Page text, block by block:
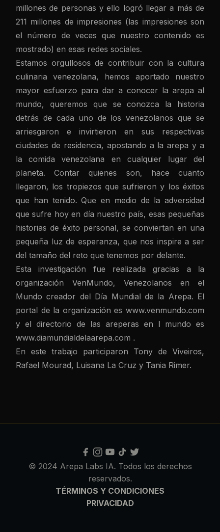
millones de personas y ello logró llegar a más de
211 millones de impresiones (las impresiones son
el número de veces que nuestro contenido es
mostrado) en esas redes sociales.
Estamos orgullosos de contribuir con la cultura
culinaria venezolana, hemos aportado nuestro
mayor esfuerzo para dar a conocer la arepa al
mundo, queremos que se conozca la historia
detrás de cada uno de los venezolanos que se
arriesgaron e invirtieron en sus respectivas
ciudades de residencia, apostando a la arepa y a
la comida venezolana en cualquier lugar del
planeta. Contar quienes son, hace cuanto
llegaron, los tropiezos que sufrieron y los éxitos
que han tenido. Que en medio de la adversidad
que sufre hoy en día nuestro país, esas pequeñas
historias de éxito personal, se conviertan en una
pequeña luz de esperanza, que nos inspire a ser
del tamaño del reto que tenemos por delante.
Esta investigación fue realizada gracias a la
organización VenMundo, Venezolanos en el
Mundo creador del Día Mundial de la Arepa. El
portal de la organización es www.venmundo.com
y el directorio de las areperas en l mundo es
www.diamundialdelaarepa.com .
En este trabajo participaron Tony de Viveiros,
Rafael Mourad, Luisana La Cruz y Tania Rimer.
© 2024 Arepa Labs IA. Todos los derechos
reservados.
TÉRMINOS Y CONDICIONES
PRIVACIDAD